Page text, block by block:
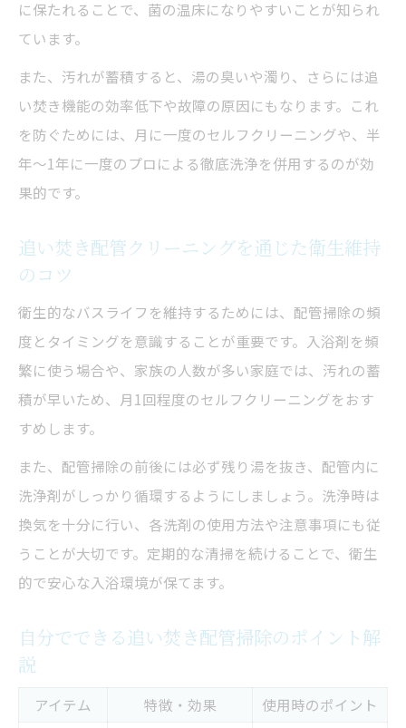
に保たれることで、菌の温床になりやすいことが知られ
ています。
また、汚れが蓄積すると、湯の臭いや濁り、さらには追
い焚き機能の効率低下や故障の原因にもなります。これ
を防ぐためには、月に一度のセルフクリーニングや、半
年～1年に一度のプロによる徹底洗浄を併用するのが効
果的です。
追い焚き配管クリーニングを通じた衛生維持
のコツ
衛生的なバスライフを維持するためには、配管掃除の頻
度とタイミングを意識することが重要です。入浴剤を頻
繁に使う場合や、家族の人数が多い家庭では、汚れの蓄
積が早いため、月1回程度のセルフクリーニングをおす
すめします。
また、配管掃除の前後には必ず残り湯を抜き、配管内に
洗浄剤がしっかり循環するようにしましょう。洗浄時は
換気を十分に行い、各洗剤の使用方法や注意事項にも従
うことが大切です。定期的な清掃を続けることで、衛生
的で安心な入浴環境が保てます。
自分でできる追い焚き配管掃除のポイント解
説
アイテム 特徴・効果 使用時のポイント